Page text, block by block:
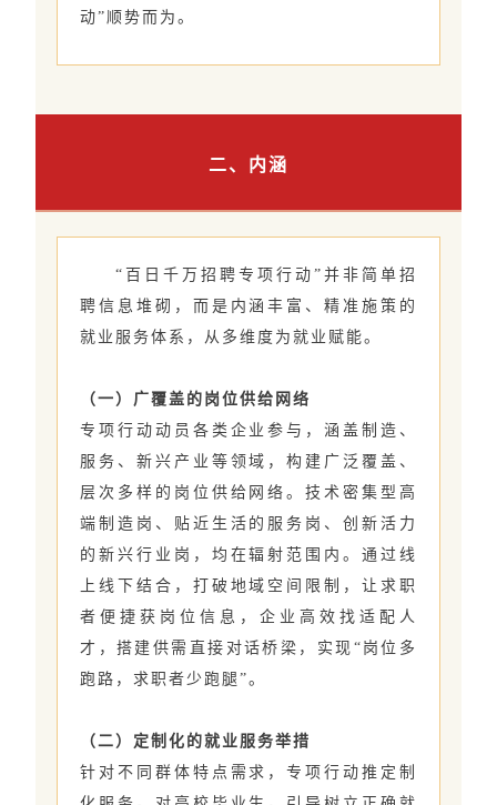
动”顺势而为。
二、内涵
“百日千万招聘专项行动”并非简单招
聘信息堆砌，而是内涵丰富、精准施策的
就业服务体系，从多维度为就业赋能。
（一）广覆盖的岗位供给网络
专项行动动员各类企业参与，涵盖制造、
服务、新兴产业等领域，构建广泛覆盖、
层次多样的岗位供给网络。技术密集型高
端制造岗、贴近生活的服务岗、创新活力
的新兴行业岗，均在辐射范围内。通过线
上线下结合，打破地域空间限制，让求职
者便捷获岗位信息，企业高效找适配人
才，搭建供需直接对话桥梁，实现“岗位多
跑路，求职者少跑腿”。
（二）定制化的就业服务举措
针对不同群体特点需求，专项行动推定制